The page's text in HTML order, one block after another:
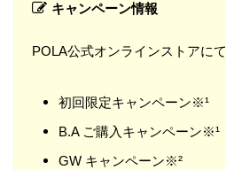
キャンペーン情報
POLA公式オンラインストアにて
初回限定キャンペーン※¹
B.A ご購入キャンペーン※¹
GW キャンペーン※²